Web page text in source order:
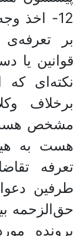
12- اخذ
بر
قوانین یا
نکته‌ای که
برخلاف
مشخص هست
هست به
تعرفه
طرفین
حق‌الزحمه
پرونده